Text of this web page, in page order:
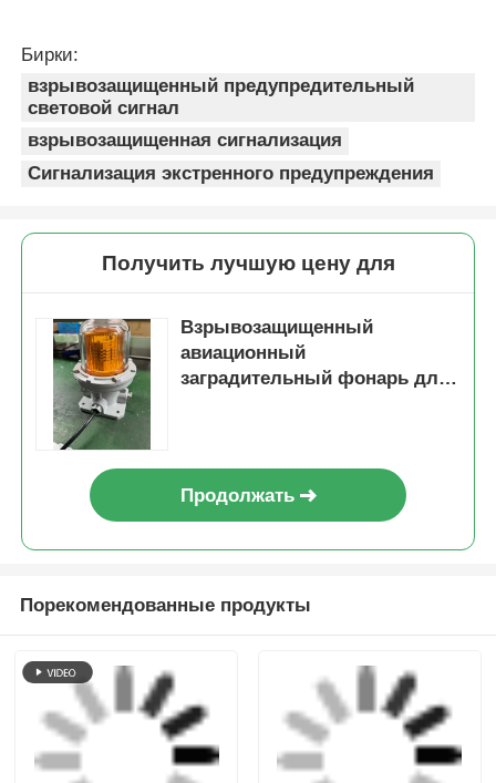
Пожалуйста, сначала протестируйте продукцию,
прежде чем собирать ее. Если возникнут какие-
либо проблемы, пожалуйста, сообщите нам в
организовать замену для вас, если ситуация
подтвердится.
Бирки:
взрывозащищенный предупредительный
взрывозащищенная сигнализация
Сигнализация экстренного предупреждения
Получить лучшую цену для
Взрывозащищенный